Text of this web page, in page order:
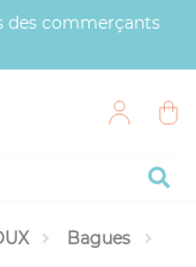
des commerçants
Bagues